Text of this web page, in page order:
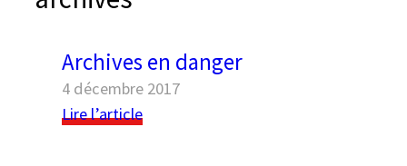
Archives en danger
4 décembre 2017
Lire l’article: